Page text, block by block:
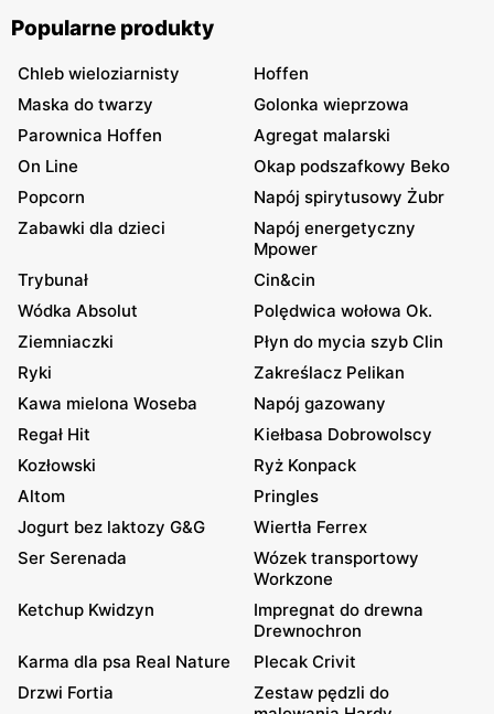
Popularne produkty
Chleb wieloziarnisty
Hoffen
Maska do twarzy
Golonka wieprzowa
Parownica Hoffen
Agregat malarski
On Line
Okap podszafkowy Beko
Popcorn
Napój spirytusowy Żubr
Zabawki dla dzieci
Napój energetyczny
Mpower
Trybunał
Cin&cin
Wódka Absolut
Polędwica wołowa Ok.
Ziemniaczki
Płyn do mycia szyb Clin
Ryki
Zakreślacz Pelikan
Kawa mielona Woseba
Napój gazowany
Regał Hit
Kiełbasa Dobrowolscy
Kozłowski
Ryż Konpack
Altom
Pringles
Jogurt bez laktozy G&G
Wiertła Ferrex
Ser Serenada
Wózek transportowy
Workzone
Ketchup Kwidzyn
Impregnat do drewna
Drewnochron
Karma dla psa Real Nature
Plecak Crivit
Drzwi Fortia
Zestaw pędzli do